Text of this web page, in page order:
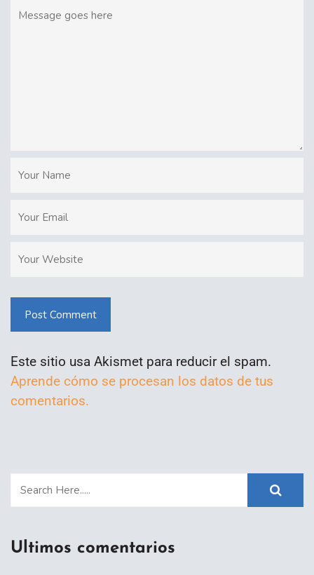
Post Comment
Este sitio usa Akismet para reducir el spam.
Aprende cómo se procesan los datos de tus
comentarios.
Ultimos comentarios